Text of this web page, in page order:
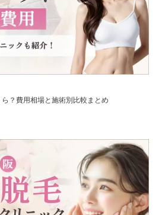
？費用相場と施術別比較まとめ